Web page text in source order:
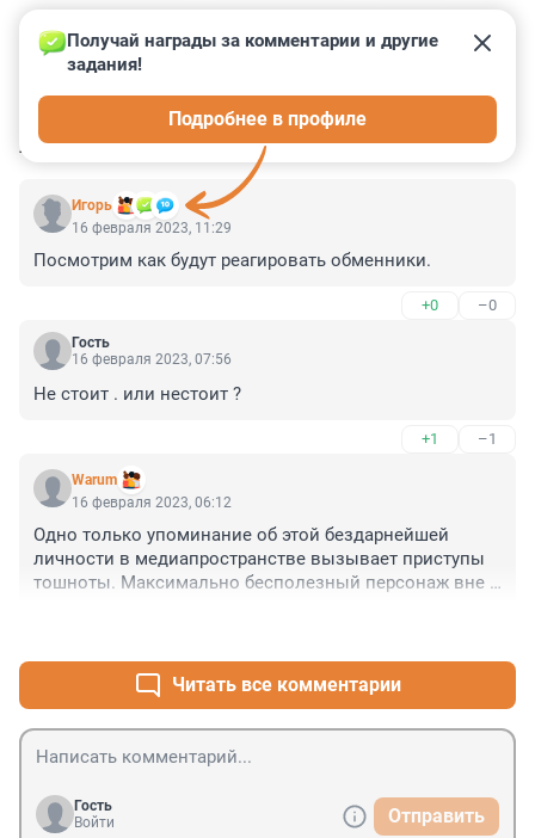
КОММЕНТАРИИ 34
Игoрь
Получай награды за комментарии и другие
задания!
Подробнее в профиле
16 февраля 2023, 11:29
Посмотрим как будут реагировать обменники.
+0 –0
Гость
16 февраля 2023, 07:56
Не стоит . или нестоит ?
+1 –1
Warum
16 февраля 2023, 06:12
Одно только упоминание об этой бездарнейшей
личности в медиапространстве вызывает приступы
тошноты. Максимально бесполезный персонаж вне
Читать все комментарии
Гость
Войти
Отправить